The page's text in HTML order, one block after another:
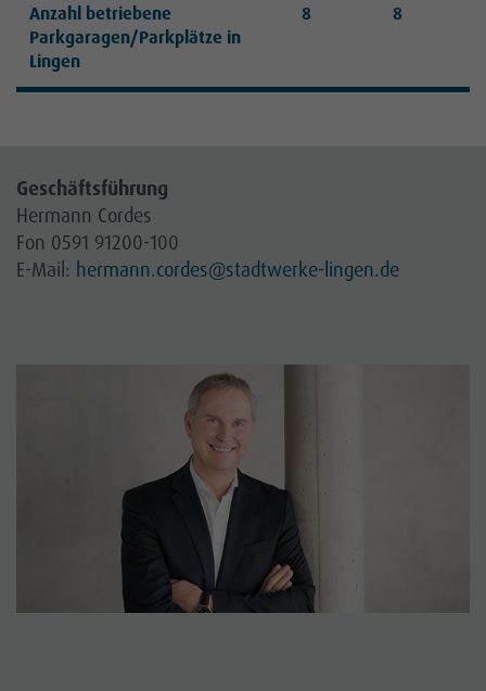
Anzahl betriebene
Parkgaragen/Parkplätze in
Lingen
8 8
Geschäftsführung
Hermann Cordes
Fon 0591 91200-100
E-Mail: hermann.cordes@stadtwerke-lingen.de